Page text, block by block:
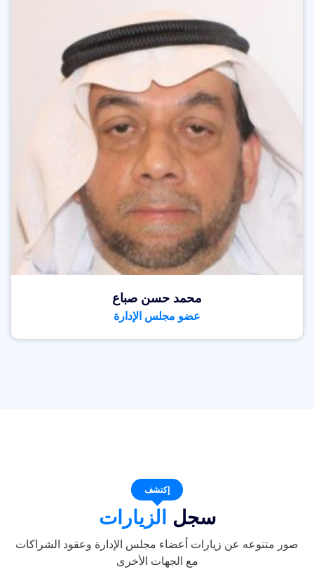
محمد حسن صباع
عضو مجلس الإدارة
إكتشف
سجلالزيارات
صور متنوعه عن زيارات أعضاء مجلس الإدارة وعقود الشراكات
مع الجهات الأخرى